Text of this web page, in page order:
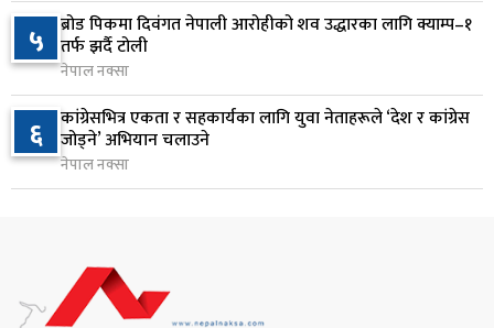
९
कृषि क्षेत्रलाई आत्मनिर्भर बनाउने लक्ष्यसहित राष्ट्रिय कृषि
नीति २०८३ जारी
१ दिन अघि
१० नेपाल टेलिकमले बक्यौता महसुलमा जरिवाना छुट दिने
१ दिन अघि
५ ब्रोड पिकमा दिवंगत नेपाली आरोहीको शव उद्धारका लागि क्याम्प–१
तर्फ झर्दै टोली
नेपाल नक्सा
६ कांग्रेसभित्र एकता र सहकार्यका लागि युवा नेताहरूले ‘देश र कांग्रेस
जोड्ने’ अभियान चलाउने
नेपाल नक्सा